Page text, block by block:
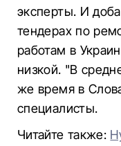
эксперты. И
тендерах по
работам в
низкой. "В
же время в
специалисты.
Читайте также: